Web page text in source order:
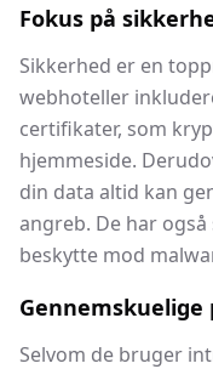
Fokus på
Sikkerhed er en
webhoteller
certifikater, som
hjemmeside.
din data altid kan
angreb. De har
beskytte mod
Gennemskuelige
Selvom de bruger